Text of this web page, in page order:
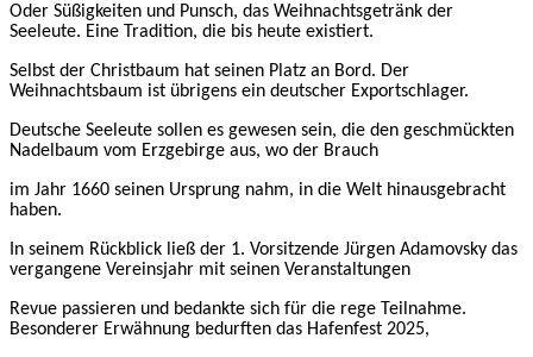
Oder Süßigkeiten und Punsch, das Weihnachtsgetränk der
Seeleute. Eine Tradition, die bis heute existiert.
Selbst der Christbaum hat seinen Platz an Bord. Der
Weihnachtsbaum ist übrigens ein deutscher Exportschlager.
Deutsche Seeleute sollen es gewesen sein, die den geschmückten
Nadelbaum vom Erzgebirge aus, wo der Brauch
im Jahr 1660 seinen Ursprung nahm, in die Welt hinausgebracht
haben.
In seinem Rückblick ließ der 1. Vorsitzende Jürgen Adamovsky das
vergangene Vereinsjahr mit seinen Veranstaltungen
Revue passieren und bedankte sich für die rege Teilnahme.
Besonderer Erwähnung bedurften das Hafenfest 2025,